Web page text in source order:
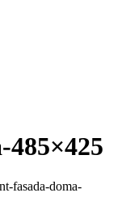
fasada-doma-